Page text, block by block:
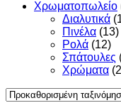
Χρωματοπωλείο
Διαλυτικά
Πινέλα (13)
Ρολά (12)
Σπάτουλες
Χρώματα